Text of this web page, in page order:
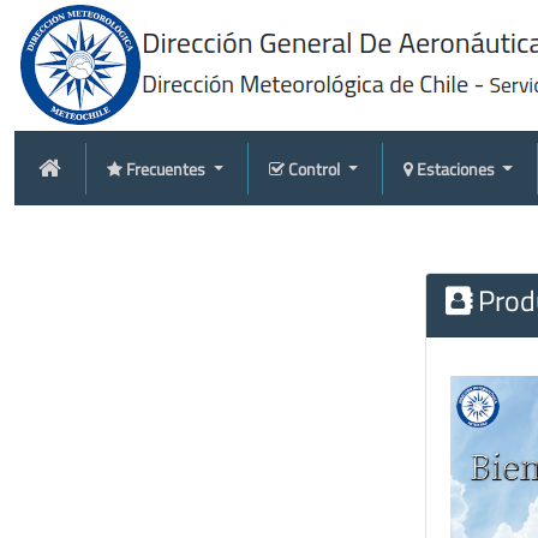
Frecuentes Control Estaciones